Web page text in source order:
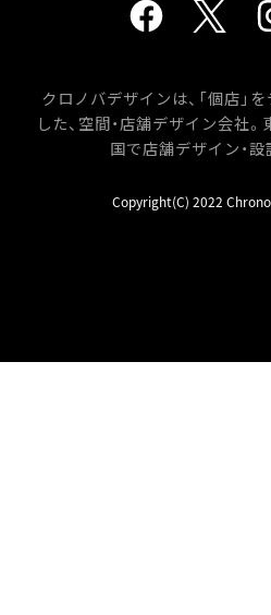
クロノバデザインは、「個店」
した、空間・店舗デザイン会社。
国で店舗デザイン・設
Copyright(C) 2022